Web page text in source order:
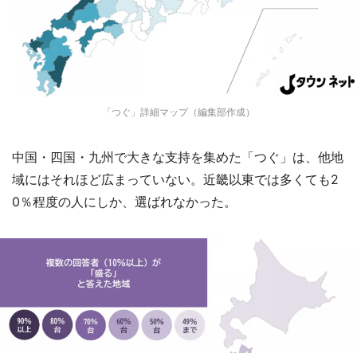
「つぐ」詳細マップ（編集部作成）
中国・四国・九州で大きな支持を集めた「つぐ」は、他地
域にはそれほど広まっていない。近畿以東では多くても2
0％程度の人にしか、選ばれなかった。